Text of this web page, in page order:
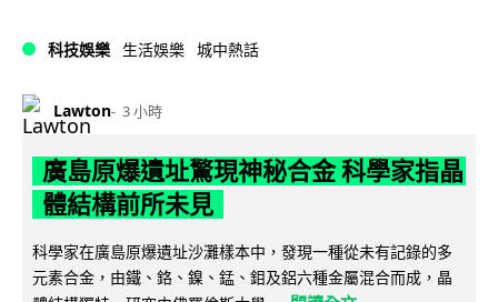
科技娛樂 生活娛樂 城中熱話
Lawton 3 小時
廣島原爆遺址驚現神秘合金 科學家指晶
體結構前所未見
科學家在廣島原爆遺址沙灘樣本中，發現一種從未有記錄的多
元素合金，由鐵、鉻、鎳、錳、鉬及鋁六種金屬混合而成，晶